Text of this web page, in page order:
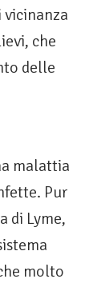
vicinanza
che
delle
malattia
Pur
di Lyme,
molto